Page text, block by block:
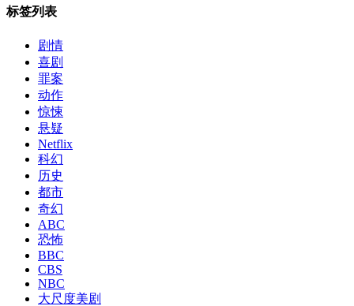
标签列表
剧情
喜剧
罪案
动作
惊悚
悬疑
Netflix
科幻
历史
都市
奇幻
ABC
恐怖
BBC
CBS
NBC
大尺度美剧